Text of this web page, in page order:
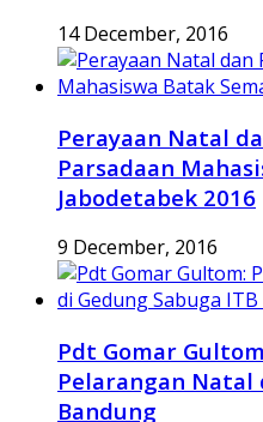
14 December, 2016
Perayaan Natal
Parsadaan
Jabodetabek 2016
9 December, 2016
Pdt Gomar
Pelarangan Natal
Bandung